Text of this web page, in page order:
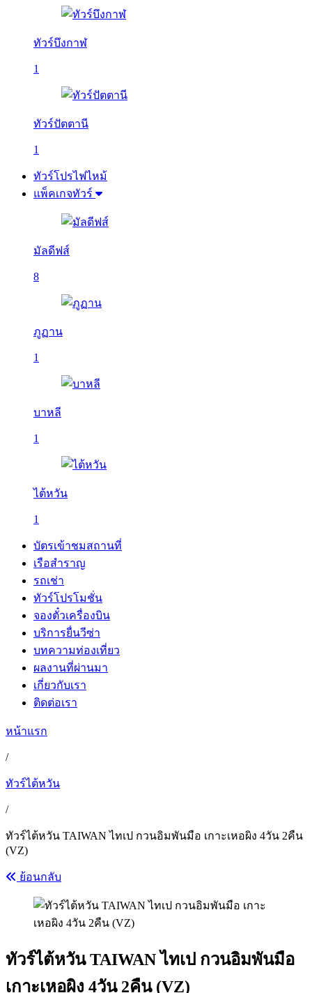
ทัวร์บึงกาฬ
1
ทัวร์ปัตตานี
1
ทัวร์โปรไฟไหม้
แพ็คเกจทัวร์
มัลดีฟส์
8
ภูฏาน
1
บาหลี
1
ไต้หวัน
1
บัตรเข้าชมสถานที่
เรือสำราญ
รถเช่า
ทัวร์โปรโมชั่น
จองตั๋วเครื่องบิน
บริการยื่นวีซ่า
บทความท่องเที่ยว
ผลงานที่ผ่านมา
เกี่ยวกับเรา
ติดต่อเรา
หน้าแรก
/
ทัวร์ไต้หวัน
/
ทัวร์ไต้หวัน TAIWAN ไทเป กวนอิมพันมือ เกาะเหอผิง 4วัน 2คืน
(VZ)
ย้อนกลับ
ทัวร์ไต้หวัน TAIWAN ไทเป กวนอิมพันมือ
เกาะเหอผิง 4วัน 2คืน (VZ)